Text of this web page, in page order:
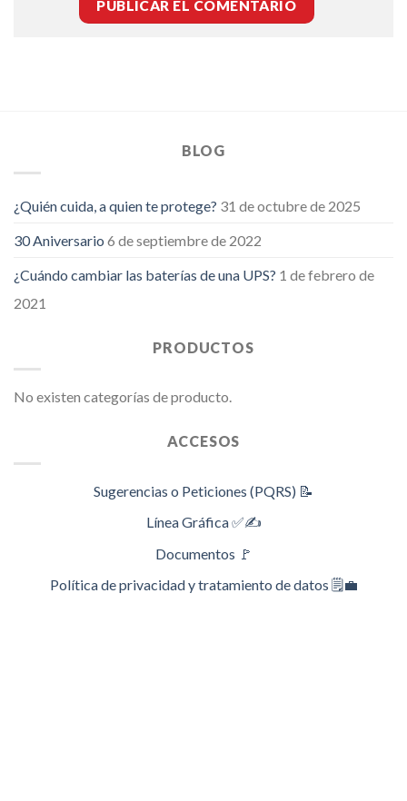
BLOG
¿Quién cuida, a quien te protege? 31 de octubre de 2025
30 Aniversario 6 de septiembre de 2022
¿Cuándo cambiar las baterías de una UPS? 1 de febrero de
2021
PRODUCTOS
No existen categorías de producto.
ACCESOS
Sugerencias o Peticiones (PQRS) 📝
Línea Gráfica ✅✍️
Documentos 🚩
Política de privacidad y tratamiento de datos 🗒️💼